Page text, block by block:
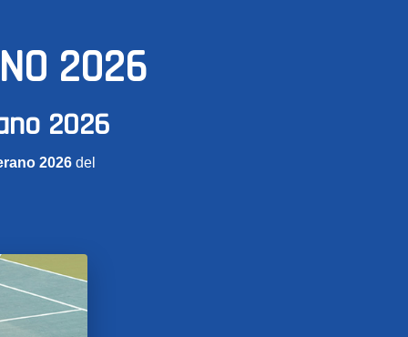
2026
2026
2026 del